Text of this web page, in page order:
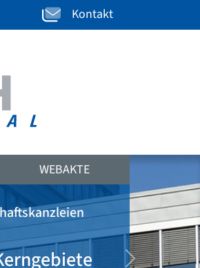
Kontakt
WEBAKTE